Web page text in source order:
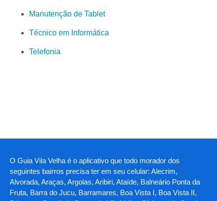
Manutenção de Tablet
Técnico em Informática
Telefonia
O Guia Vila Velha é o aplicativo que todo morador dos
seguintes bairros precisa ter em seu celular: Alecrim,
Alvorada, Araças, Argolas, Aribiri, Ataíde, Balneário Ponta da
Fruta, Barra do Jucu, Barramares, Boa Vista I, Boa Vista II,